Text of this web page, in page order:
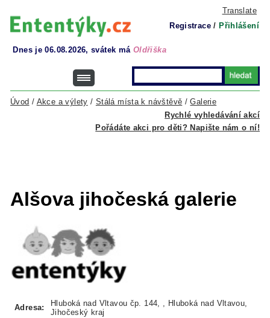
Translate
Registrace / Přihlášení
Dnes je 06.08.2026, svátek má Oldřiška
Rychlé vyhledávání akcí
Úvod / Akce a výlety / Stálá místa k návštěvě /Galerie
Pořádáte akci pro děti? Napište nám o ní!
Alšova jihočeská galerie
Adresa:
Hluboká nad Vltavou čp. 144, , Hluboká nad Vltavou,
Jihočeský kraj